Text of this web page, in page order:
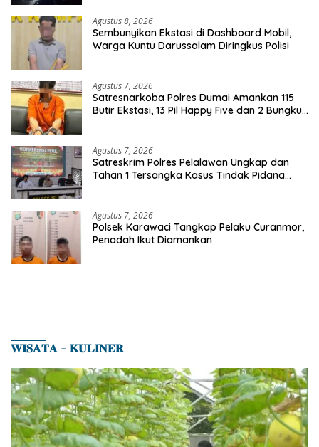
Agustus 8, 2026
Sembunyikan Ekstasi di Dashboard Mobil,
Warga Kuntu Darussalam Diringkus Polisi
Agustus 7, 2026
Satresnarkoba Polres Dumai Amankan 115
Butir Ekstasi, 13 Pil Happy Five dan 2 Bungkus
Agustus 7, 2026
Satreskrim Polres Pelalawan Ungkap dan
Tahan 1 Tersangka Kasus Tindak Pidana
Agustus 7, 2026
Polsek Karawaci Tangkap Pelaku Curanmor,
Penadah Ikut Diamankan
𝐖𝐈𝐒𝐀𝐓𝐀 – 𝐊𝐔𝐋𝐈𝐍𝐄𝐑